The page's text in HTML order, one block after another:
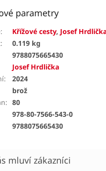
parametry
: Křížové cesty, Josef
:
0.119 kg
9788075665430
Josef Hrdlička
:
2024
brož
: 80
978-80-7566-543-0
9788075665430